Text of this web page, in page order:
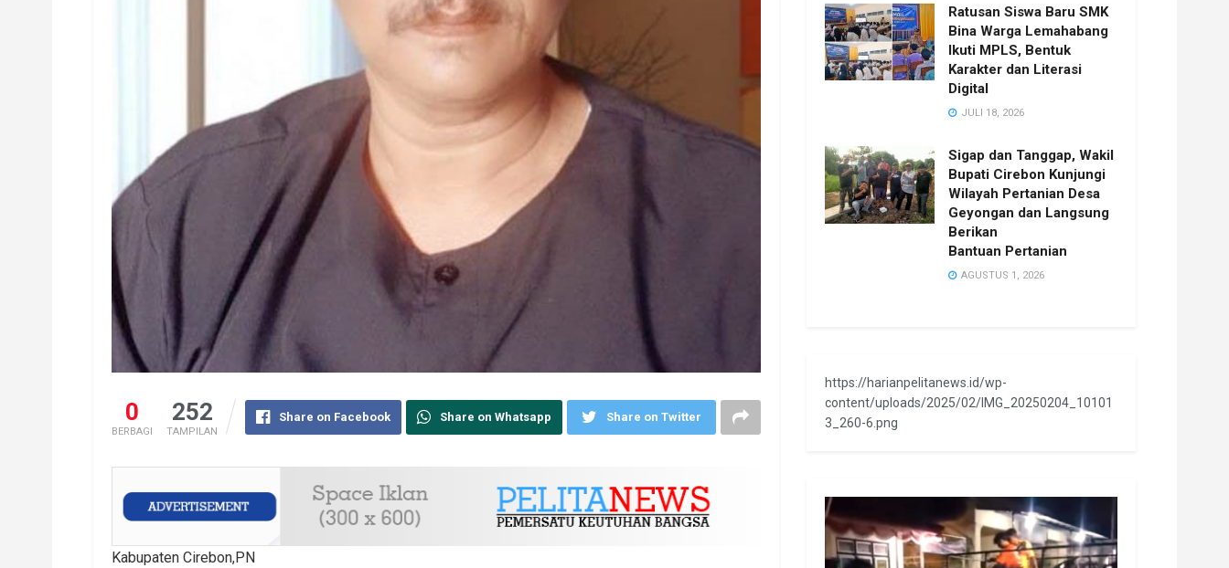
0
BERBAGI
252
TAMPILAN
Share on Facebook Share on Whatsapp Share on Twitter
Kabupaten Cirebon,PN
Ratusan Siswa Baru SMK
Bina Warga Lemahabang
Ikuti MPLS, Bentuk
Karakter dan Literasi
Digital
JULI 18, 2026
Sigap dan Tanggap, Wakil
Bupati Cirebon Kunjungi
Wilayah Pertanian Desa
Geyongan dan Langsung
Berikan
Bantuan Pertanian
AGUSTUS 1, 2026
https://harianpelitanews.id/wp-
content/uploads/2025/02/IMG_20250204_10101
3_260-6.png